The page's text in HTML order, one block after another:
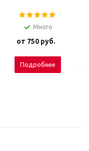
Много
от 750 руб.
Подробнее